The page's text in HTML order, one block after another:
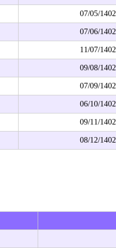
07/05/1402
07/06/1402
11/07/1402
09/08/1402
07/09/1402
06/10/1402
09/11/1402
08/12/1402